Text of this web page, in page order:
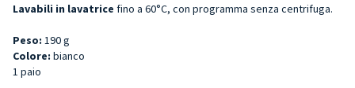
Lavabili in lavatrice fino a 60°C, con programma senza centrifuga.
Peso: 190 g
Colore: bianco
1 paio